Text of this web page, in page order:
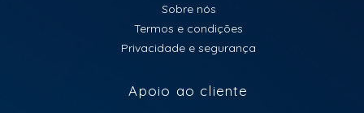
Sobre nós
Termos e condições
Privacidade e segurança
Apoio ao cliente